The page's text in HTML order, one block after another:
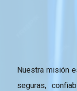
Nuestra misión
seguras,